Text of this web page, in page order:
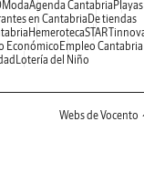
Agenda CantabriaPlayas
en CantabriaDe tiendas
Hemeroteca
EconómicoEmpleo Cantabria
Lotería del Niño
Webs de Vocento